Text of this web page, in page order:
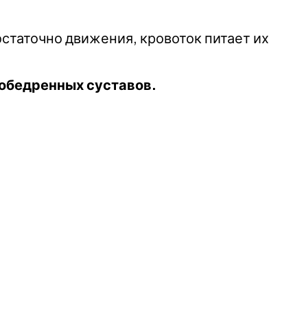
движения, кровоток питает их
суставов.